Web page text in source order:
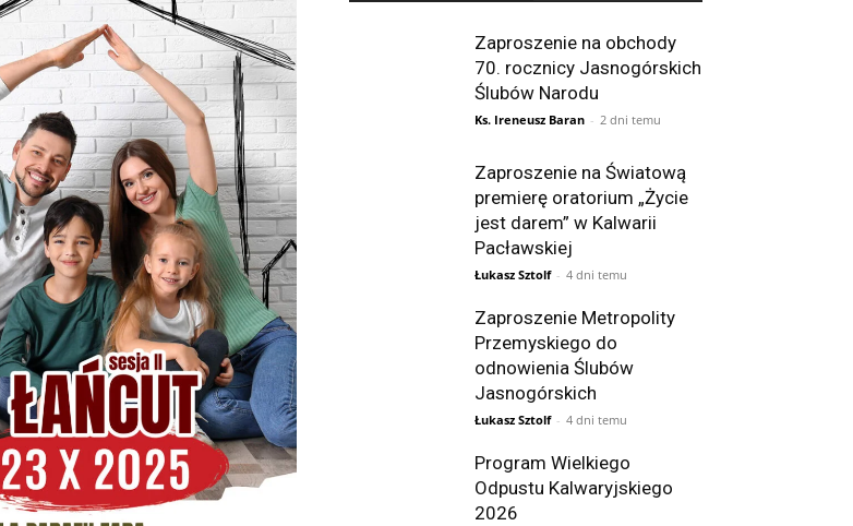
Zaproszenie na obchody
70. rocznicy Jasnogórskich
Ślubów Narodu
Ks. Ireneusz Baran - 2 dni temu
Zaproszenie na Światową
premierę oratorium „Życie
jest darem” w Kalwarii
Pacławskiej
Łukasz Sztolf - 4 dni temu
Zaproszenie Metropolity
Przemyskiego do
odnowienia Ślubów
Jasnogórskich
Łukasz Sztolf - 4 dni temu
Program Wielkiego
Odpustu Kalwaryjskiego
2026